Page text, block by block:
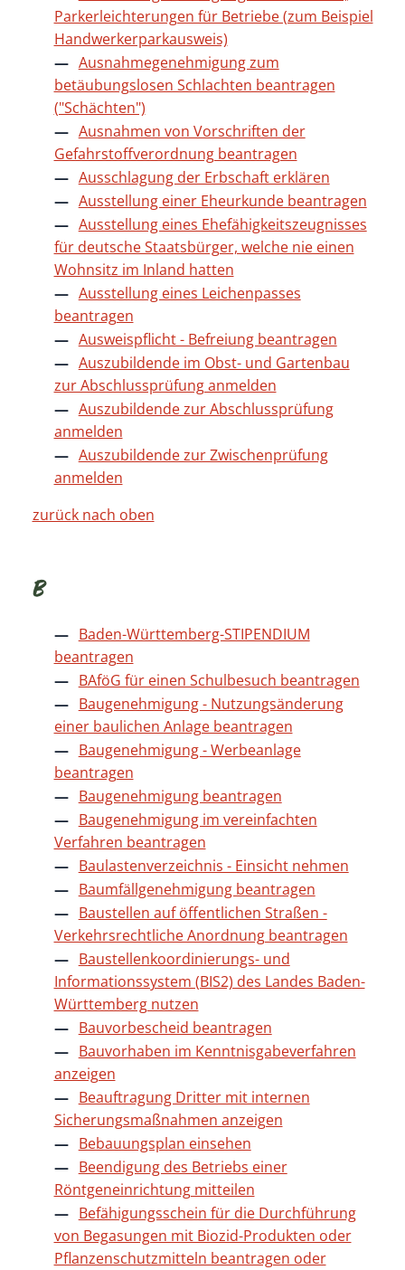
Parkerleichterungen für Betriebe (zum Beispiel
Handwerkerparkausweis)
Ausnahmegenehmigung zum
betäubungslosen Schlachten beantragen
("Schächten")
Ausnahmen von Vorschriften der
Gefahrstoffverordnung beantragen
Ausschlagung der Erbschaft erklären
Ausstellung einer Eheurkunde beantragen
Ausstellung eines Ehefähigkeitszeugnisses
für deutsche Staatsbürger, welche nie einen
Wohnsitz im Inland hatten
Ausstellung eines Leichenpasses
beantragen
Ausweispflicht - Befreiung beantragen
Auszubildende im Obst- und Gartenbau
zur Abschlussprüfung anmelden
Auszubildende zur Abschlussprüfung
anmelden
Auszubildende zur Zwischenprüfung
anmelden
zurück nach oben
B
Baden-Württemberg-STIPENDIUM
beantragen
BAföG für einen Schulbesuch beantragen
Baugenehmigung - Nutzungsänderung
einer baulichen Anlage beantragen
Baugenehmigung - Werbeanlage
beantragen
Baugenehmigung beantragen
Baugenehmigung im vereinfachten
Verfahren beantragen
Baulastenverzeichnis - Einsicht nehmen
Baumfällgenehmigung beantragen
Baustellen auf öffentlichen Straßen -
Verkehrsrechtliche Anordnung beantragen
Baustellenkoordinierungs- und
Informationssystem (BIS2) des Landes Baden-
Württemberg nutzen
Bauvorbescheid beantragen
Bauvorhaben im Kenntnisgabeverfahren
anzeigen
Beauftragung Dritter mit internen
Sicherungsmaßnahmen anzeigen
Bebauungsplan einsehen
Beendigung des Betriebs einer
Röntgeneinrichtung mitteilen
Befähigungsschein für die Durchführung
von Begasungen mit Biozid-Produkten oder
Pflanzenschutzmitteln beantragen oder